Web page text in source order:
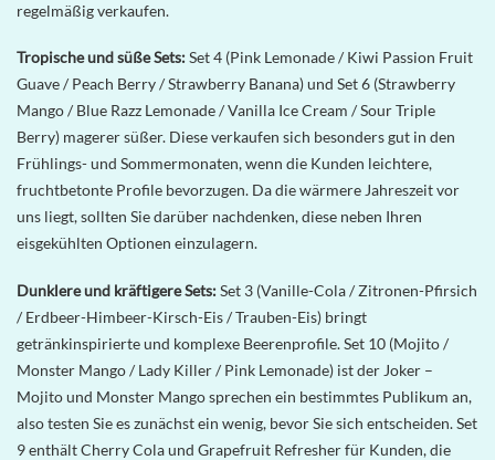
regelmäßig verkaufen.
Tropische und süße Sets:Set 4 (Pink Lemonade / Kiwi Passion Fruit
Guave / Peach Berry / Strawberry Banana) und Set 6 (Strawberry
Mango / Blue Razz Lemonade / Vanilla Ice Cream / Sour Triple
Berry) magerer süßer. Diese verkaufen sich besonders gut in den
Frühlings- und Sommermonaten, wenn die Kunden leichtere,
fruchtbetonte Profile bevorzugen. Da die wärmere Jahreszeit vor
uns liegt, sollten Sie darüber nachdenken, diese neben Ihren
eisgekühlten Optionen einzulagern.
Dunklere und kräftigere Sets:Set 3 (Vanille-Cola / Zitronen-Pfirsich
/ Erdbeer-Himbeer-Kirsch-Eis / Trauben-Eis) bringt
getränkinspirierte und komplexe Beerenprofile. Set 10 (Mojito /
Monster Mango / Lady Killer / Pink Lemonade) ist der Joker –
Mojito und Monster Mango sprechen ein bestimmtes Publikum an,
also testen Sie es zunächst ein wenig, bevor Sie sich entscheiden. Set
9 enthält Cherry Cola und Grapefruit Refresher für Kunden, die